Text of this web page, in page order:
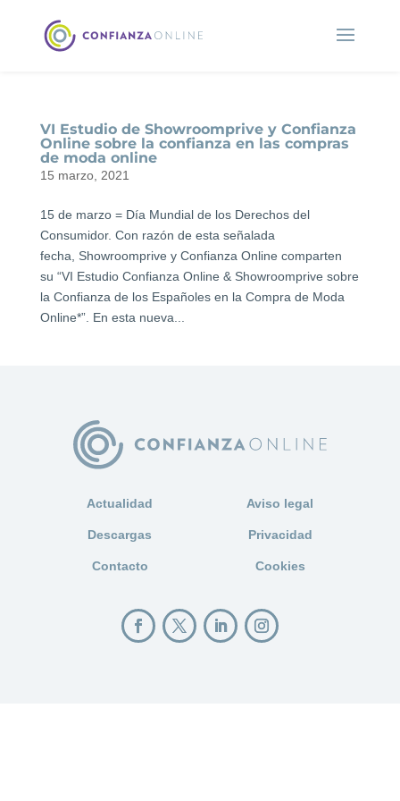
VI Estudio de Showroomprive y Confianza
Online sobre la confianza en las compras
de moda online
15 marzo, 2021
15 de marzo = Día Mundial de los Derechos del
Consumidor. Con razón de esta señalada
fecha, Showroomprive y Confianza Online comparten
su “VI Estudio Confianza Online & Showroomprive sobre
la Confianza de los Españoles en la Compra de Moda
Online*”. En esta nueva...
Actualidad
Descargas
Contacto
Aviso legal
Privacidad
Cookies